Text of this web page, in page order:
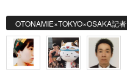
OTONAMIE×TOKYO×OSAKA記者